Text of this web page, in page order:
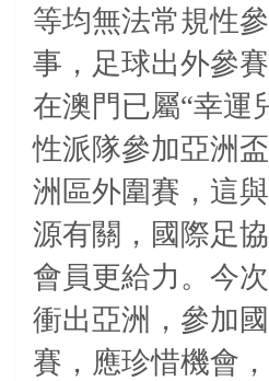
等均無法常規性
事，足球出外參
在澳門已屬“幸運
性派隊參加亞洲
洲區外圍賽，這
源有關，國際足
會員更給力。今
衝出亞洲，參加
賽，應珍惜機會